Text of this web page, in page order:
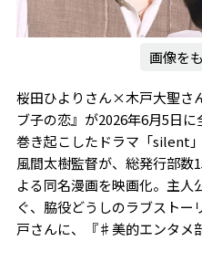
画像を
桜田ひよりさん×木戸大聖さ
ブ子の恋』が2026年6月5日
巻き起こしたドラマ「silent
風間太樹監督が、総発行部数
よる同名漫画を映画化。主人
ぐ、脇役どうしのラブストー
戸さんに、『♯美的エンタメ